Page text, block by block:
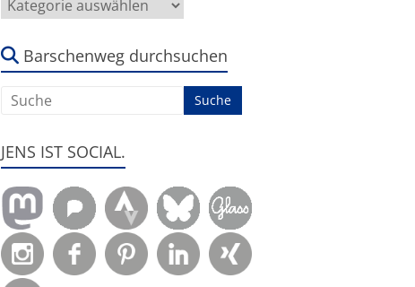
geht
um:Barschenweg durchsuchen
JENS IST SOCIAL.